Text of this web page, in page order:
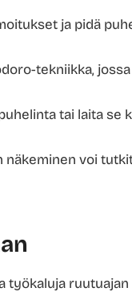
ja pidä
tekniikka,
tai laita se
näkeminen voi
ruutuajan